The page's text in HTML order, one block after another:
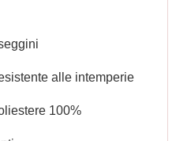
alle intemperie
100%